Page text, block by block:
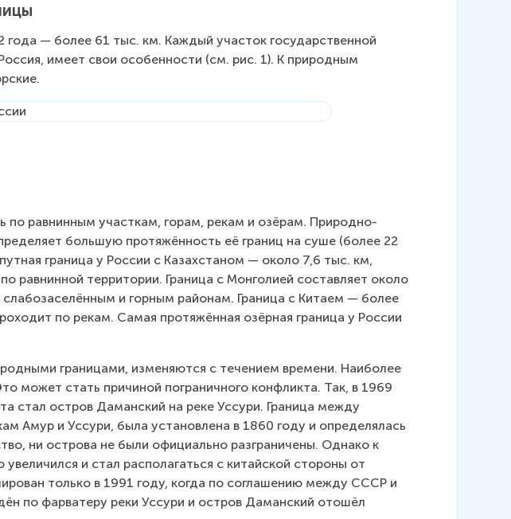
года — более 61 тыс. км. Каждый участок государственной
имеет свои особенности (см. рис. 1). К природным
по равнинным участкам, горам, рекам и озёрам. Природно-
большую протяжённость её границ на суше (более 22
граница у России с Казахстаном — около 7,6 тыс. км,
равнинной территории. Граница с Монголией составляет около
и горным районам. Граница с Китаем — более
по рекам. Самая протяжённая озёрная граница у России
границами, изменяются с течением времени. Наиболее
может стать причиной пограничного конфликта. Так, в 1969
стал остров Даманский на реке Уссури. Граница между
Амур и Уссури, была установлена в 1860 году и определялась
ни острова не были официально разграничены. Однако к
увеличился и стал располагаться с китайской стороны от
только в 1991 году, когда по соглашению между СССР и
по фарватеру реки Уссури и остров Даманский отошёл